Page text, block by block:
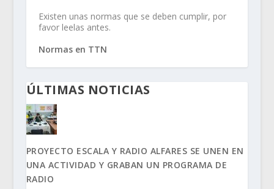
Existen unas normas que se deben cumplir, por
favor leelas antes.
Normas en TTN
ÚLTIMAS NOTICIAS
PROYECTO ESCALA Y RADIO ALFARES SE UNEN EN
UNA ACTIVIDAD Y GRABAN UN PROGRAMA DE
RADIO